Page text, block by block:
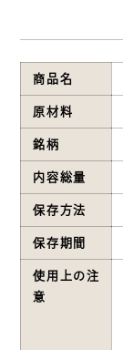
商品名
原材料
銘柄
内容総量
保存方法
保存期間
使用上の注
意